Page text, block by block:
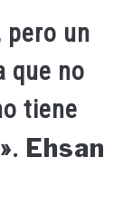
pero un
que no
tiene
Ehsan